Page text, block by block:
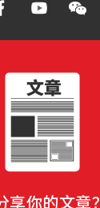
享你的文章？